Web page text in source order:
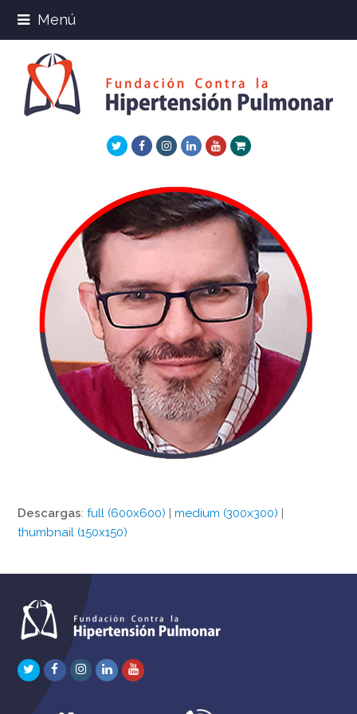
Menú
TwitterFacebookInstagram
LinkedInYoutube
Xing
Descargas:full (600x600) |medium (300x300) |
thumbnail (150x150)
TwitterFacebook
Instagram
LinkedInYoutube